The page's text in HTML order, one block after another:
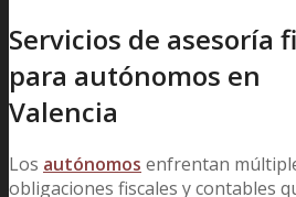
Servicios de asesoría
para autónomos en
Valencia
Los autónomos enfrentan
obligaciones fiscales y contables